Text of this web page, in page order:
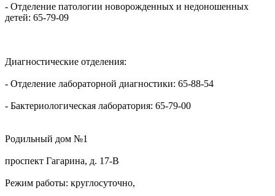
- Отделение патологии новорожденных и недоношенных
детей: 65-79-09
Диагностические отделения:
- Отделение лабораторной диагностики: 65-88-54
- Бактериологическая лаборатория: 65-79-00
Родильный дом №1
проспект Гагарина, д. 17-В
Режим работы: круглосуточно,